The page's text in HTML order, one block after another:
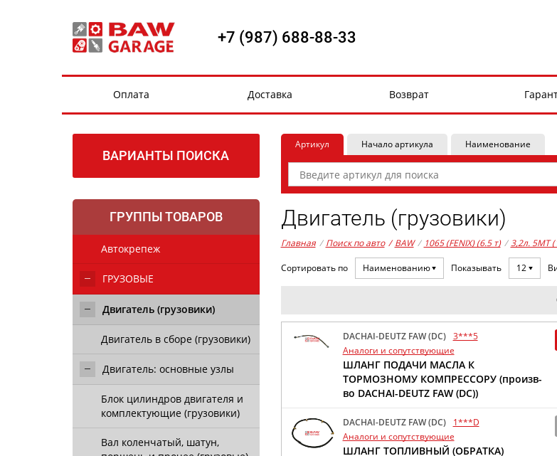
+7 (987) 688-88-33
Оплата Доставка Возврат
ВАРИАНТЫ ПОИСКА
ГРУППЫ ТОВАРОВ
Автокрепеж
ГРУЗОВЫЕ
Двигатель (грузовики)
Двигатель в сборе (грузовики)
Двигатель: основные узлы
Блок цилиндров двигателя и
комплектующие (грузовики)
Вал коленчатый, шатун,
Артикул Начало артикула Наименование
Двигатель (грузовики)
Главная / Поиск по авто / BAW / 1065 (FENIX) (6.5 т) / 3,2л. 5MT
Сортировать по Наименованию Показывать 12
DACHAI-DEUTZ FAW (DC)
3***5
Аналоги и сопутствующие
ШЛАНГ ПОДАЧИ МАСЛА К
ТОРМОЗНОМУ КОМПРЕССОРУ (произв-
во DACHAI-DEUTZ FAW (DC))
DACHAI-DEUTZ FAW (DC)
1***D
Аналоги и сопутствующие
ШЛАНГ ТОПЛИВНЫЙ (ОБРАТКА)